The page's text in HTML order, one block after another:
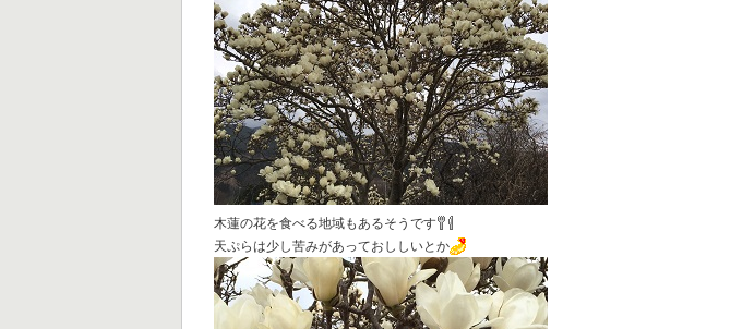
木蓮の花を食べる地域もあるそうです
天ぷらは少し苦みがあっておししいとか